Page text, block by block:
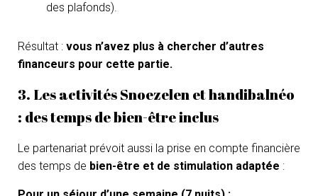
des plafonds).
Résultat : vous n’avez plus à chercher d’autres
financeurs pour cette partie.
3. Les activités Snoezelen et handibalnéo
: des temps de bien-être inclus
Le partenariat prévoit aussi la prise en compte financière
des temps de bien-être et de stimulation adaptée :